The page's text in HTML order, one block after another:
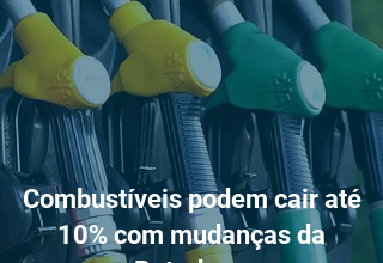
Combustíveis podem cair até
10% com mudanças da